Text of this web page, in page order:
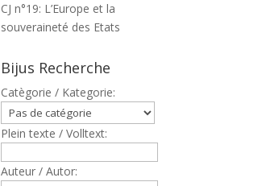
CJ n°19: L’Europe et la
souveraineté des Etats
Bijus Recherche
Catègorie / Kategorie:
Plein texte / Volltext:
Auteur / Autor: